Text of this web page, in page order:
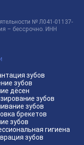
№ Л041-01137-
– бессрочно. ИНН
зубов
зубов
дёсен
зубов
зубов
брекетов
зубов
гигиена
зубов